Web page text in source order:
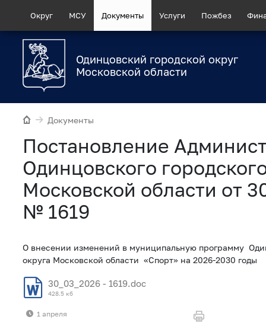
Округ МСУ Документы Услуги Пожбез
Одинцовский городской округ
Московской области
Документы
Постановление
Одинцовского
Московской области от
№ 1619
О внесении изменений в муниципальную программу
округа Московской области «Спорт» на 2026-2030 годы
30_03_2026 - 1619.doc
428.5 кб
1 апреля